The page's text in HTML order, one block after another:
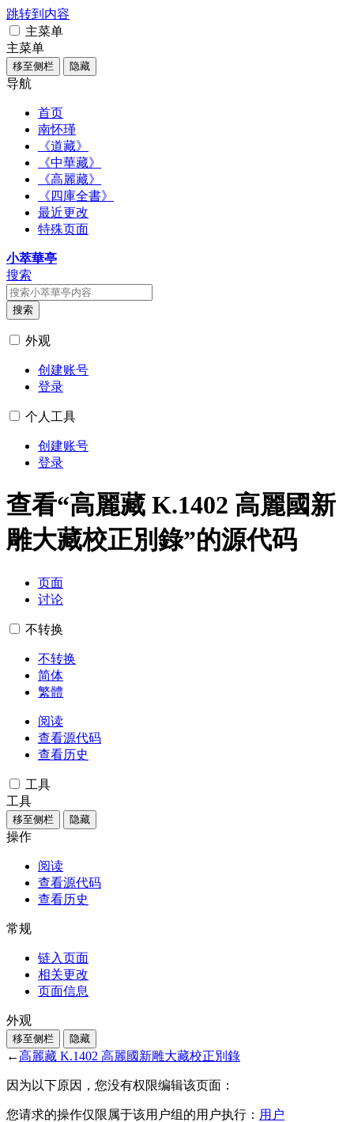
跳转到内容
主菜单
主菜单
移至侧栏 隐藏
导航
首页
南怀瑾
《道藏》
《中華藏》
《高麗藏》
《四庫全書》
最近更改
特殊页面
小萃華亭
搜索
搜索
外观
创建账号
登录
个人工具
创建账号
登录
查看“︁高麗藏 K.1402 高麗國新
雕大藏校正別錄”︁的源代码
页面
讨论
不转换
不转换
简体
繁體
阅读
查看源代码
查看历史
工具
工具
移至侧栏 隐藏
操作
阅读
查看源代码
查看历史
常规
链入页面
相关更改
页面信息
外观
移至侧栏 隐藏
←高麗藏 K.1402 高麗國新雕大藏校正別錄
因为以下原因，您没有权限编辑该页面：
您请求的操作仅限属于该用户组的用户执行： 用户